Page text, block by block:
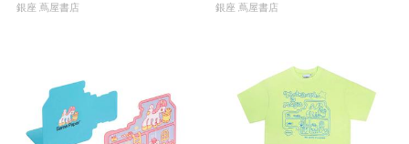
定
銀座 蔦屋書店 銀座 蔦屋書店